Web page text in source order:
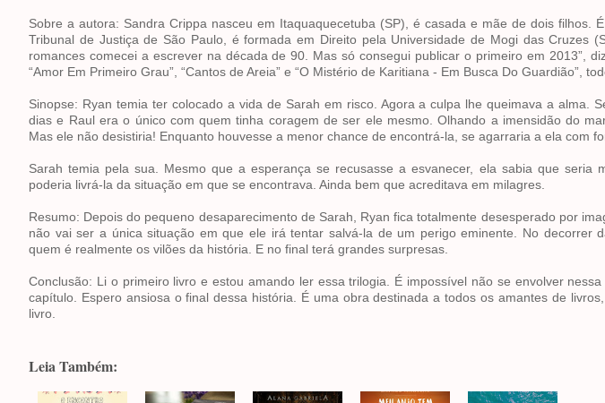
Sobre a autora: Sandra Crippa nasceu em Itaquaquecetuba (SP), é casada e mãe de dois filhos.
Tribunal de Justiça de São Paulo, é formada em Direito pela Universidade de Mogi das Cruzes
romances comecei a escrever na década de 90. Mas só consegui publicar o primeiro em 2013”,
“Amor Em Primeiro Grau”, “Cantos de Areia” e “O Mistério de Karitiana - Em Busca Do Guardião”,
Sinopse: Ryan temia ter colocado a vida de Sarah em risco. Agora a culpa lhe queimava a alma.
dias e Raul era o único com quem tinha coragem de ser ele mesmo. Olhando a imensidão do
Mas ele não desistiria! Enquanto houvesse a menor chance de encontrá-la, se agarraria a ela com
Sarah temia pela sua. Mesmo que a esperança se recusasse a esvanecer, ela sabia que seria
poderia livrá-la da situação em que se encontrava. Ainda bem que acreditava em milagres.
Resumo: Depois do pequeno desaparecimento de Sarah, Ryan fica totalmente desesperado por
não vai ser a única situação em que ele irá tentar salvá-la de um perigo eminente. No decorrer
quem é realmente os vilões da história. E no final terá grandes surpresas.
Conclusão: Li o primeiro livro e estou amando ler essa trilogia. É impossível não se envolver
capítulo. Espero ansiosa o final dessa história. É uma obra destinada a todos os amantes de
livro.
Leia Também: